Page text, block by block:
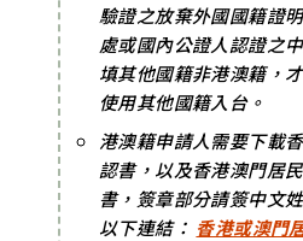
驗證之放棄外國國籍證
處或國內公證人認證之
填其他國籍非港澳籍，
使用其他國籍入台。
港澳籍申請人需要下載
認書，以及香港澳門居
書，簽章部分請簽中文
以下連結： 香港或澳門